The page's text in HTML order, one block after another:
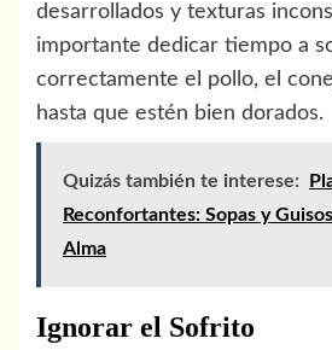
desarrollados y texturas
importante dedicar tiempo a
correctamente el pollo, el
hasta que estén bien dorados.
Quizás también te interese:
Reconfortantes: Sopas y
Alma
Ignorar el Sofrito